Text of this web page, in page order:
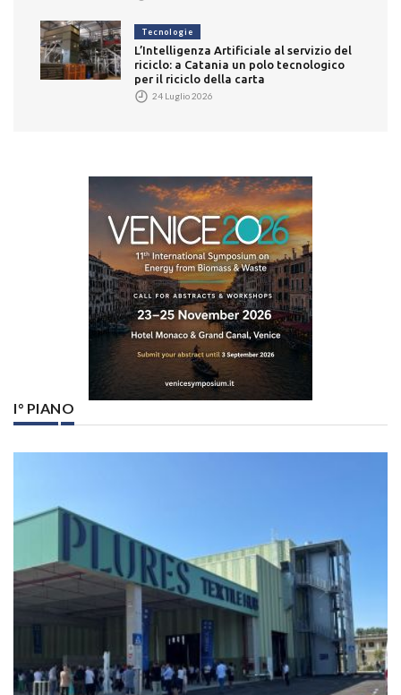
Tecnologie
L’Intelligenza Artificiale al servizio del
riciclo: a Catania un polo tecnologico
per il riciclo della carta
24 Luglio 2026
I° PIANO